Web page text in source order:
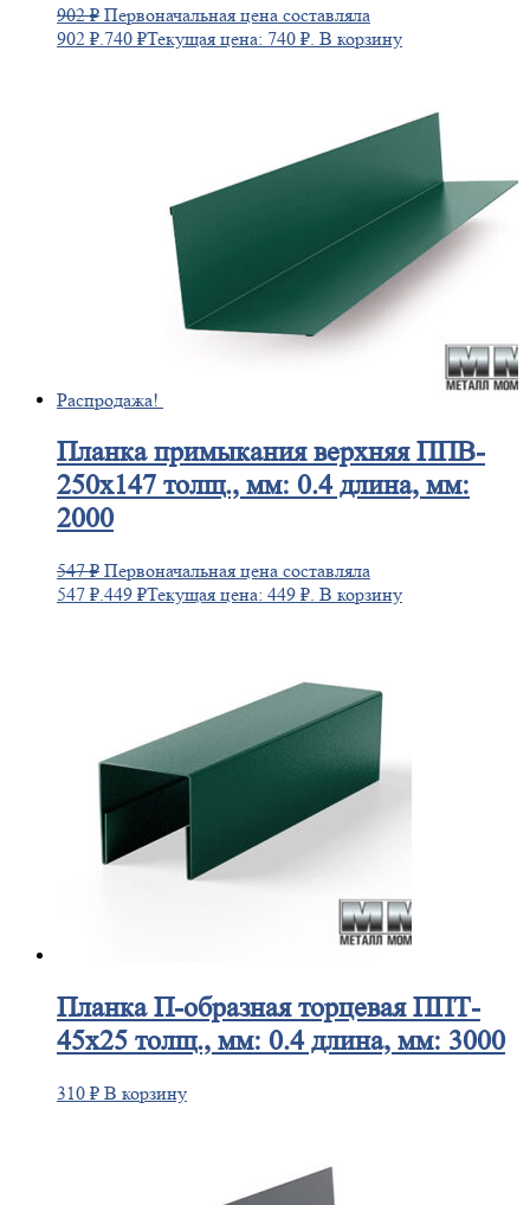
902₽ Первоначальная цена составляла
902 ₽.740 ₽Текущая цена: 740 ₽. В корзину
Распродажа!
Планкапримыкания верхняя ППВ-
250х147 толщ., мм: 0.4 длина, мм:
2000
547₽ Первоначальная цена составляла
547 ₽.449 ₽Текущая цена: 449 ₽. В корзину
ПланкаП-образная торцевая ППТ-
45х25 толщ., мм: 0.4 длина, мм: 3000
310 ₽ В корзину